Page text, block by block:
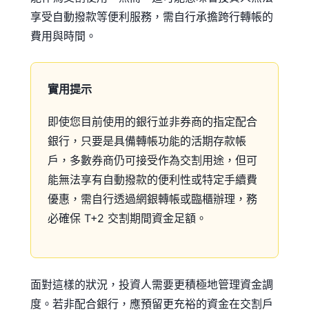
享受自動撥款等便利服務，需自行承擔跨行轉帳的
費用與時間。
實用提示
即使您目前使用的銀行並非券商的指定配合
銀行，只要是具備轉帳功能的活期存款帳
戶，多數券商仍可接受作為交割用途，但可
能無法享有自動撥款的便利性或特定手續費
優惠，需自行透過網銀轉帳或臨櫃辦理，務
必確保 T+2 交割期間資金足額。
面對這樣的狀況，投資人需要更積極地管理資金調
度。若非配合銀行，應預留更充裕的資金在交割戶